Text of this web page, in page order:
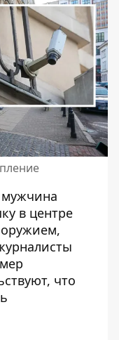
мужчина
в центре
что